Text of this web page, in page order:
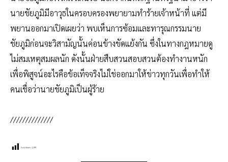
นายชัยภูมิมีอาวุธในครอบครองพยายามทำร้ายเจ้าหน้าที่ แต่มี
พยานออกมาเปิดเผยว่า พบเห็นการซ้อมและทารุณกรรมนาย
ชัยภูมิก่อนจะวิสามัญนั้นค่อนข้างขัดแย้งกัน ซึ่งในทางกฎหมายดู
ไม่สมเหตุสมผลนัก ดังนั้นฝ่ายสืบสวนสอบสวนต้องทำงานหนัก
เพื่อพิสูจน์อะไรคือข้อเท็จจริงไม่ใช่ออกมาให้ข่าวทุกวันเพื่อทำให้
คนเชื่อว่านายชัยภูมิเป็นผู้ร้าย
//////////////
Post Views: 1,199